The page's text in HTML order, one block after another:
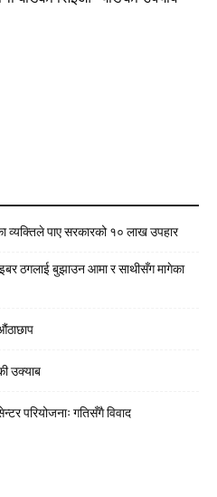
व्यक्तिले पाए सरकारको १० लाख उपहार
ठगलाई बुझाउन आमा र साथीसँग मागेका
उक्याब
परियोजनाः गतिसँगै विवाद